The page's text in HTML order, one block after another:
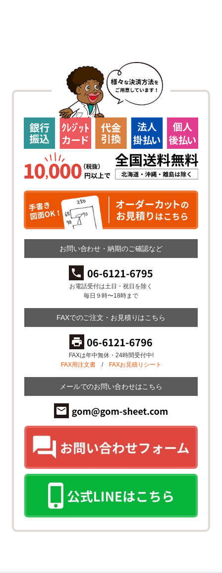
お問い合わせ・納期のご確認など
お電話受付は土日・祝日を除く
毎日９時〜18時まで
FAXでのご注文・お見積りはこちら
FAXは年中無休・24時間受付中!
FAX用注文書/ FAXお見積りシート
メールでのお問い合わせはこちら